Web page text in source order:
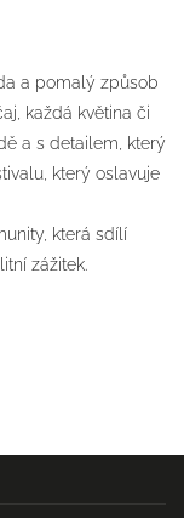
a pomalý způsob
každá květina či
a s detailem, který
který oslavuje
která sdílí
zážitek.